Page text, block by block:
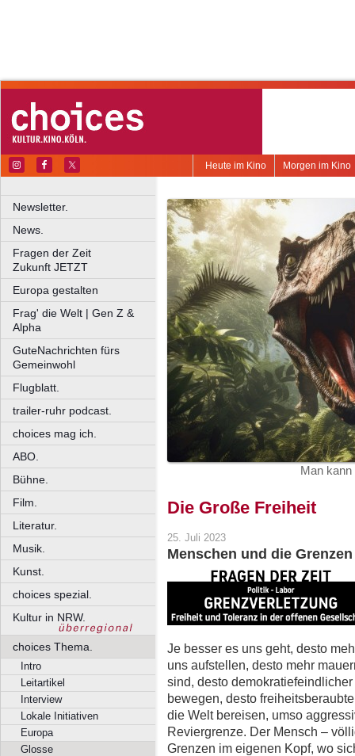
Morgen im Kino
Heute im Kino
Newsletter.
News.
Fragen der Zeit
Zukunft JETZT
Europa gestalten
Frag' die Welt | Gen Z &
Alpha
GuteNachrichten fürs
Gemeinwohl
Flugblatt.
trailer-ruhr podcast.
choices mag ich.
ABO.
Bühne.
Film.
Literatur.
Musik.
Kunst.
choices spezial.
Kultur in NRW.
choices Thema.
Intro
Leitartikel
Interview
Lokale Initiativen
Europa
Glosse
Man
Die Große Freiheit
25. Juli 2023
Menschen und die
Je besser es uns geht, desto
uns aufstellen, desto mehr
sind, desto
bewegen, desto
die Welt bereisen, umso
Reviergrenze. Der Mensch –
Grenzen im eigenen Kopf, wo